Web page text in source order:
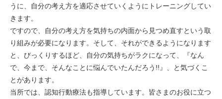
うに、自分の考え方を適応させていくようにトレーニングしてい
きます。
ですので、自分の考え方を気持ちの内面から見つめ直すという取
り組みが必要になります。そして、それができるようになります
と、びっくりするほど、自分の気持ちがラクになって、『なん
で、今まで、そんなことに悩んでいたんだろう!!』、と気づくこ
とがあります。
当所では、認知行動療法も指導しています。皆さまのお役に立つ